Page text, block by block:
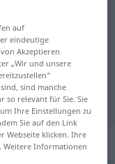
für
auf
eindeutige
Akzeptieren
„Wir und unsere
sind manche
so relevant für Sie. Sie
Ihre Einstellungen zu
Sie auf den Link
Webseite klicken. Ihre
Weitere Informationen